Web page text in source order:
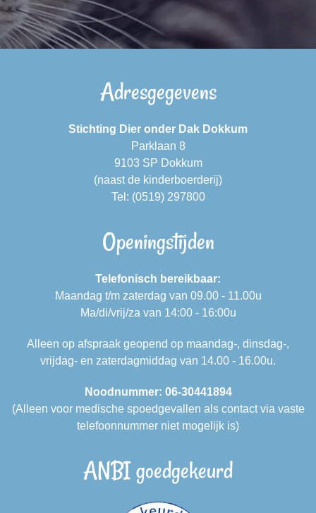
Adresgegevens
Stichting Dier onder Dak Dokkum
Parklaan 8
9103 SP Dokkum
(naast de kinderboerderij)
Tel: (0519) 297800
Openingstijden
Telefonisch bereikbaar:
Maandag t/m zaterdag van 09.00 - 11.00u
Ma/di/vrij/za van 14:00 - 16:00u
Alleen op afspraak geopend op maandag-, dinsdag-,
vrijdag- en zaterdagmiddag van 14.00 - 16.00u.
Noodnummer: 06-30441894
(Alleen voor medische spoedgevallen als contact via vaste
telefoonnummer niet mogelijk is)
ANBI goedgekeurd